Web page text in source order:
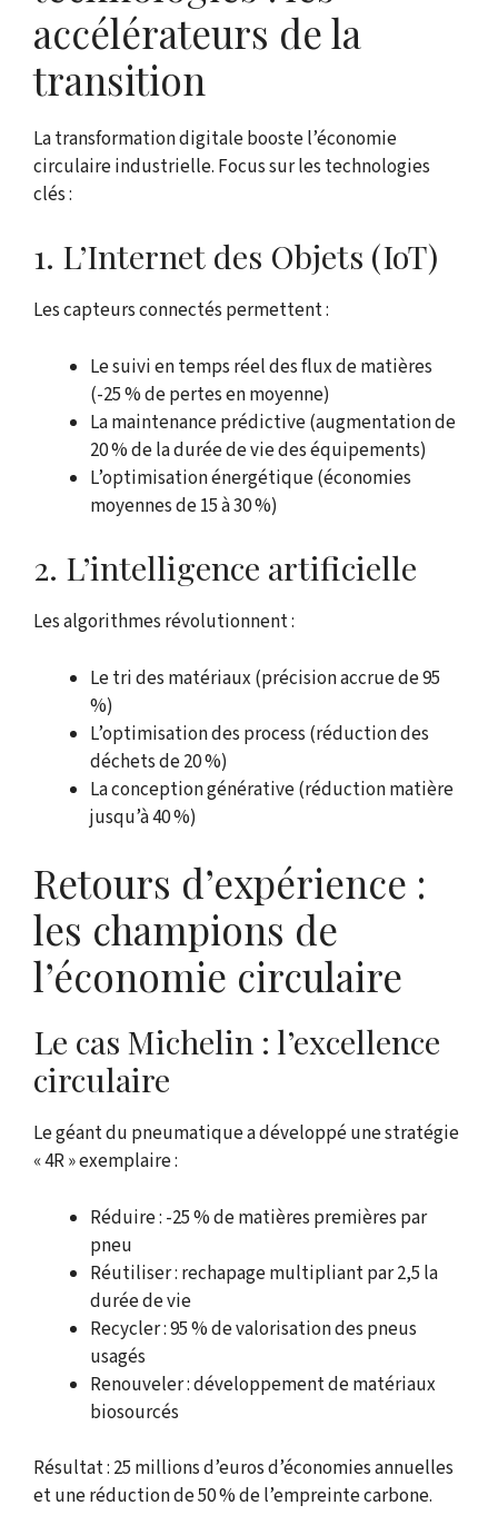
accélérateurs de la
transition
La transformation digitale booste l’économie
circulaire industrielle. Focus sur les technologies
clés :
1. L’Internet des Objets (IoT)
Les capteurs connectés permettent :
Le suivi en temps réel des flux de matières
(-25 % de pertes en moyenne)
La maintenance prédictive (augmentation de
20 % de la durée de vie des équipements)
L’optimisation énergétique (économies
moyennes de 15 à 30 %)
2. L’intelligence artificielle
Les algorithmes révolutionnent :
Le tri des matériaux (précision accrue de 95
%)
L’optimisation des process (réduction des
déchets de 20 %)
La conception générative (réduction matière
jusqu’à 40 %)
Retours d’expérience :
les champions de
l’économie circulaire
Le cas Michelin : l’excellence
circulaire
Le géant du pneumatique a développé une stratégie
« 4R » exemplaire :
Réduire : -25 % de matières premières par
pneu
Réutiliser : rechapage multipliant par 2,5 la
durée de vie
Recycler : 95 % de valorisation des pneus
usagés
Renouveler : développement de matériaux
biosourcés
Résultat : 25 millions d’euros d’économies annuelles
et une réduction de 50 % de l’empreinte carbone.